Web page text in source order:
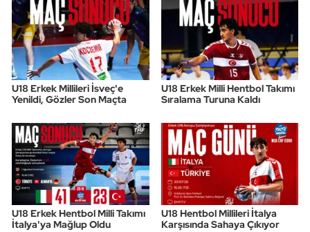
U18 Erkek Millileri İsveç'e
Yenildi, Gözler Son Maçta
U18 Erkek Milli Hentbol Takımı
Sıralama Turuna Kaldı
U18 Erkek Hentbol Milli Takımı
İtalya'ya Mağlup Oldu
U18 Hentbol Millileri İtalya
Karşısında Sahaya Çıkıyor